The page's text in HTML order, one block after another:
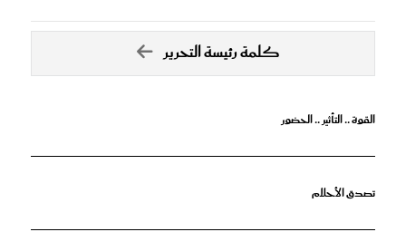
كلمة رئيسة التحرير
القوة .. التأثير .. الحضور
تصدق الأحلام